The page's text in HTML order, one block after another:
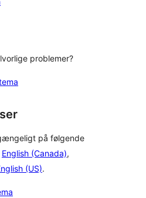
problemer?
på følgende
English (Canada),
(US).